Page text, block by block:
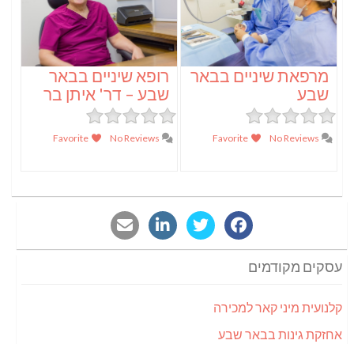
מרפאת שיניים בבאר
שבע
רופא שיניים בבאר
שבע – דר' איתן בר
עסקים מקודמים
קלנועית מיני קאר למכירה
אחזקת גינות בבאר שבע